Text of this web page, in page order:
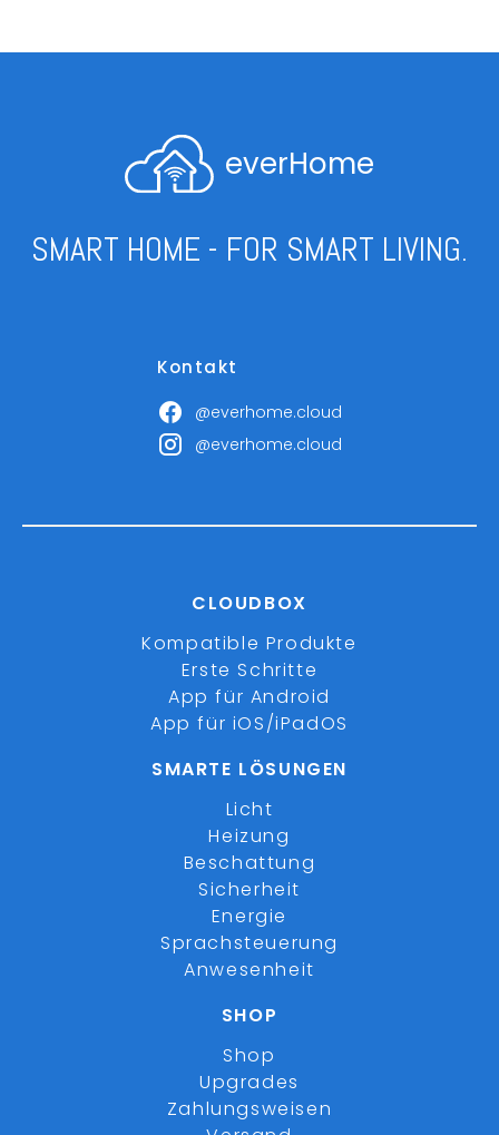
everHome
SMART HOME - FOR SMART LIVING.
Kontakt
@everhome.cloud
@everhome.cloud
CLOUDBOX
Kompatible Produkte
Erste Schritte
App für Android
App für iOS/iPadOS
SMARTE LÖSUNGEN
Licht
Heizung
Beschattung
Sicherheit
Energie
Sprachsteuerung
Anwesenheit
SHOP
Shop
Upgrades
Zahlungsweisen